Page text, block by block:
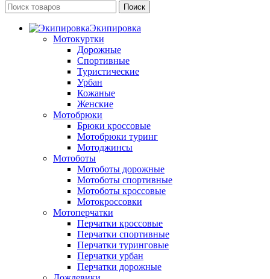
Поиск
Экипировка
Мотокуртки
Дорожные
Спортивные
Туристические
Урбан
Кожаные
Женские
Мотобрюки
Брюки кроссовые
Мотобрюки туринг
Мотоджинсы
Мотоботы
Мотоботы дорожные
Мотоботы спортивные
Мотоботы кроссовые
Мотокроссовки
Мотоперчатки
Перчатки кроссовые
Перчатки спортивные
Перчатки туринговые
Перчатки урбан
Перчатки дорожные